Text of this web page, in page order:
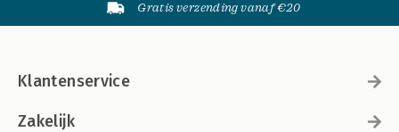
Gratis verzending vanaf €20
Klantenservice
Zakelijk